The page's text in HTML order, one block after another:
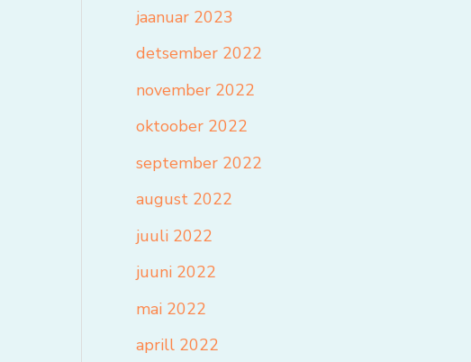
jaanuar 2023
detsember 2022
november 2022
oktoober 2022
september 2022
august 2022
juuli 2022
juuni 2022
mai 2022
aprill 2022